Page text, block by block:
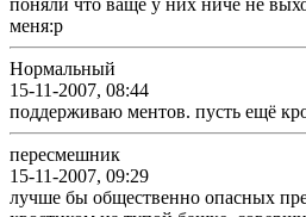
поняли что ваще у них ниче не
меня:p
Нормальный
15-11-2007, 08:44
поддерживаю ментов. пусть ещё
пересмешник
15-11-2007, 09:29
лучше бы общественно опасных